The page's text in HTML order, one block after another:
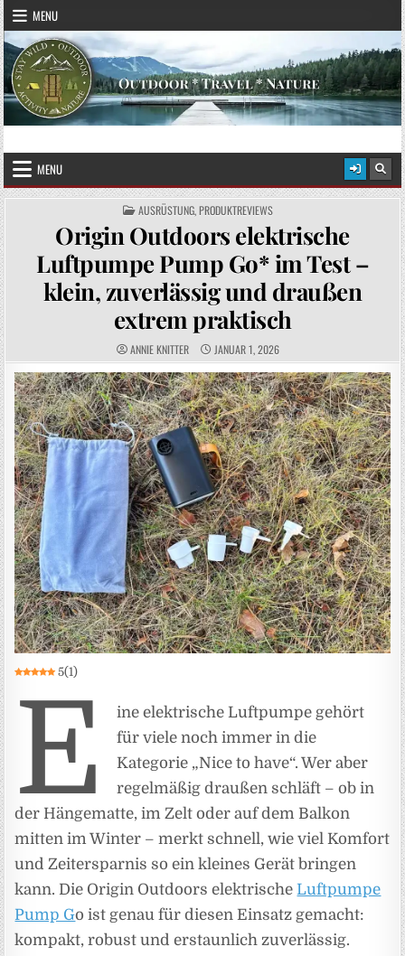
Skip to content
MENU
STAY WILD – OUTDOOR
MENU
POSTED IN
AUSRÜSTUNG,PRODUKTREVIEWS
Origin Outdoors elektrische
Luftpumpe Pump Go* im Test –
klein, zuverlässig und draußen
extrem praktisch
AUTHOR:
ANNIE KNITTER PUBLISHED DATE:
JANUAR 1, 2026
5(1)
E
ine elektrische Luftpumpe gehört
für viele noch immer in die
Kategorie „Nice to have“. Wer aber
regelmäßig draußen schläft – ob in
der Hängematte, im Zelt oder auf dem Balkon
mitten im Winter – merkt schnell, wie viel Komfort
und Zeitersparnis so ein kleines Gerät bringen
kann. Die Origin Outdoors elektrischeLuftpumpe
Pump Go ist genau für diesen Einsatz gemacht:
kompakt, robust und erstaunlich zuverlässig.